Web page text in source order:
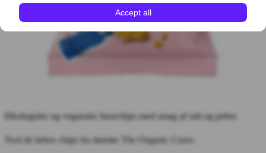
Økologiske og veganske linsechips med smag af salt og peber.
Nyd de lækre chips fra danske The Organic Crave.